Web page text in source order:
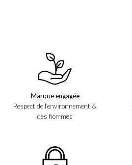
Marque engagée
Respect de l'environnement &
des hommes